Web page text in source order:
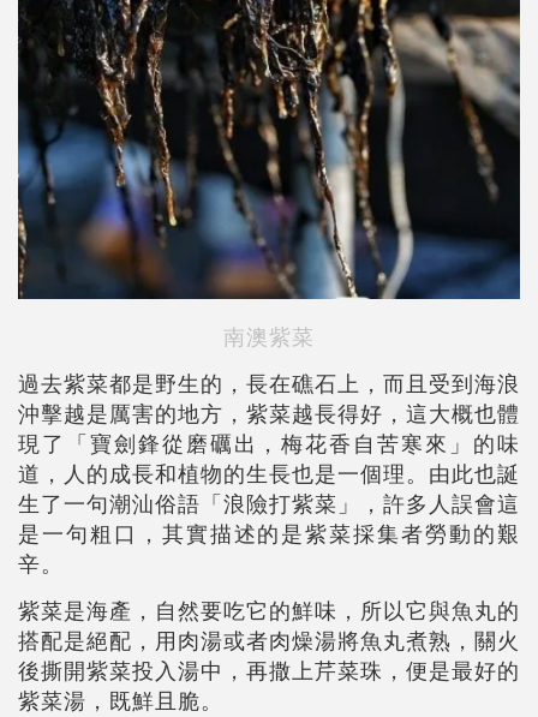
南澳紫菜
過去紫菜都是野生的，長在礁石上，而且受到海浪
沖擊越是厲害的地方，紫菜越長得好，這大概也體
現了「寶劍鋒從磨礪出，梅花香自苦寒來」的味
道，人的成長和植物的生長也是一個理。由此也誕
生了一句潮汕俗語「浪險打紫菜」，許多人誤會這
是一句粗口，其實描述的是紫菜採集者勞動的艱
辛。
紫菜是海產，自然要吃它的鮮味，所以它與魚丸的
搭配是絕配，用肉湯或者肉燥湯將魚丸煮熟，關火
後撕開紫菜投入湯中，再撒上芹菜珠，便是最好的
紫菜湯，既鮮且脆。